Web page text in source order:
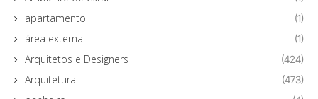
apartamento (1)
área externa (1)
Arquitetos e Designers (424)
Arquitetura (473)